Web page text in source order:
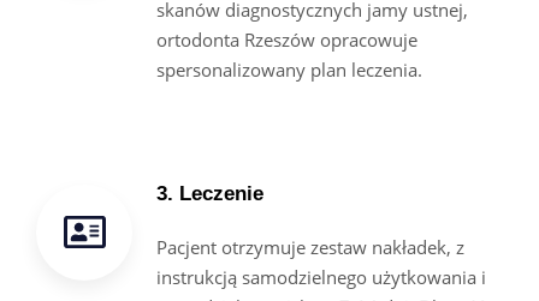
skanów diagnostycznych jamy ustnej,
ortodonta Rzeszów opracowuje
spersonalizowany plan leczenia.
3. Leczenie
Pacjent otrzymuje zestaw nakładek, z
instrukcją samodzielnego użytkowania i